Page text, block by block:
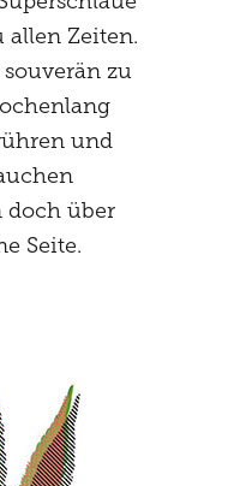
allen Zeiten.
souverän zu
und
doch über
Seite.